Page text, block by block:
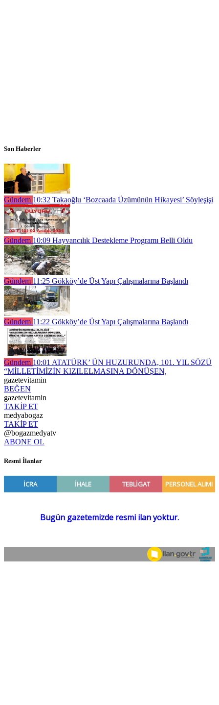
Son Haberler
Gündem 10:32 Takaoğlu ‘Bozcaada Üzümünün Hikayesi’ Söyleşişi
Gündem 10:09 Hayvancılık Destekleme Programı Belli Oldu
Gündem 11:25 Gökköy’de Üst Yapı Çalışmalarına Başlandı
Gündem 11:22 Gökköy’de Üst Yapı Çalışmalarına Başlandı
Gündem 10:01 ATATÜRK’ ÜN HUZURUNDA, 101. YIL SÖZÜ
“MİLLETİMİZİN KIZILELMASINA DÖNÜŞEN,
gazetevitamin
BEĞEN
gazetevitamin
TAKİP ET
medyabogaz
TAKİP ET
@bogazmedyatv
ABONE OL
Resmî İlanlar